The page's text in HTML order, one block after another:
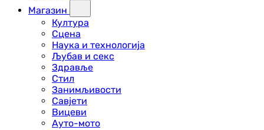
Магазин
Култура
Сцена
Наука и технологија
Љубав и секс
Здравље
Стил
Занимљивости
Савјети
Вицеви
Ауто-мото